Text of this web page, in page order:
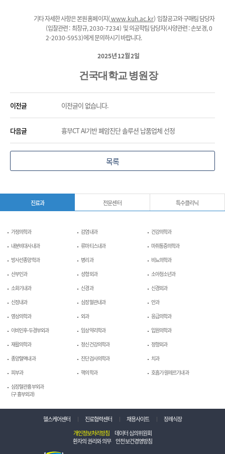
기타 자세한 사항은 본원 홈페이지(www.kuh.ac.kr) 입찰공고와 구매팀 담당자
(입찰관련:최창규, 2030-7234) 및 의공학팀 담당자(사양관련:손보경, 0
2-2030-5953)에게 문의하시기 바랍니다.
2025년12월2일
건국대학교 병원장
이전글 이전글이 없습니다.
다음글 흉부CT AI기반 폐암진단 솔루션 납품업체 선정
목록
진료과 전문센터 특수클리닉
가정의학과 감염내과
건강의학과
내분비대사내과
류마티스내과
마취통증의학과
방사선종양학과
병리과
비뇨의학과
산부인과
성형외과
소아청소년과
소화기내과
신경과
신경외과
신장내과
심장혈관내과
안과
영상의학과
외과
응급의학과
이비인후-두경부외과
임상약리학과
입원의학과
재활의학과
정신건강의학과
정형외과
종양혈액내과
진단검사의학과
치과
피부과
핵의학과
호흡기-알레르기내과
심장혈관흉부외과
(구 흉부외과)
헬스케어센터 진료협력센터 채용사이트
장례식장
개인정보처리방침
데이터 심의위원회
환자의 권리와 의무
안전보건경영방침